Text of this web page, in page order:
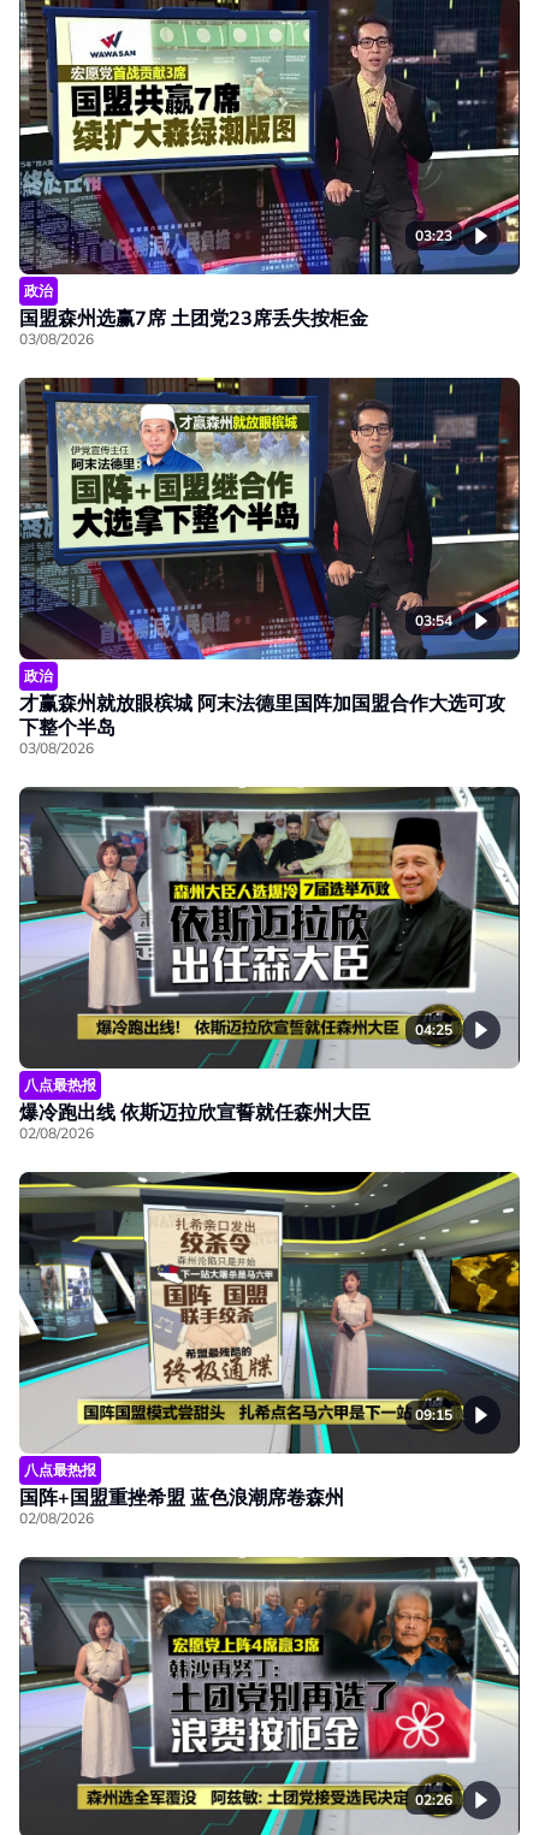
03:23
政治
国盟森州选赢7席 土团党23席丢失按柜金
03/08/2026
03:54
政治
才赢森州就放眼槟城 阿末法德里国阵加国盟合作大选可攻
下整个半岛
03/08/2026
04:25
八点最热报
爆冷跑出线 依斯迈拉欣宣誓就任森州大臣
02/08/2026
09:15
八点最热报
国阵+国盟重挫希盟 蓝色浪潮席卷森州
02/08/2026
02:26